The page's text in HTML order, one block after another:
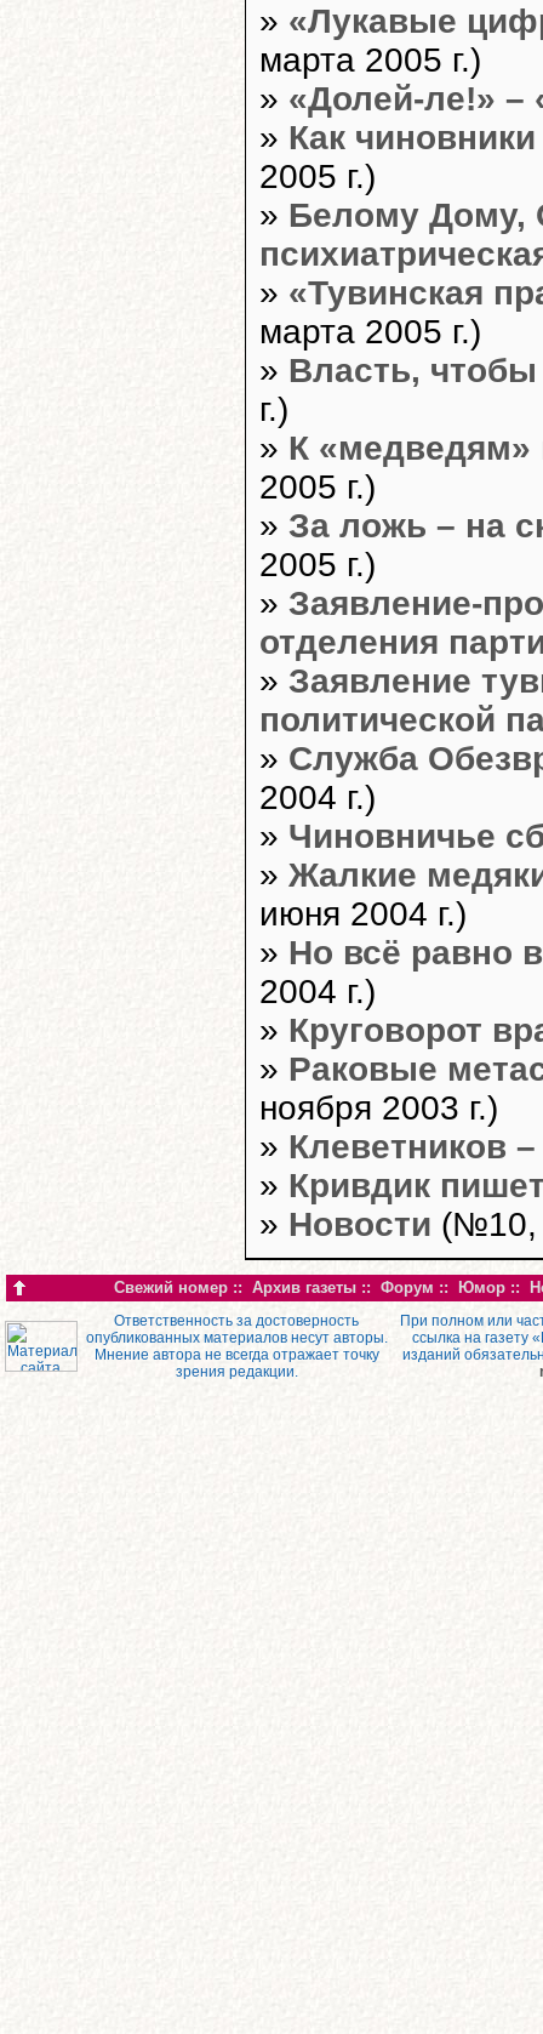
» «Лукавые
марта 2005 г.)
» «Долей-ле!» –
» Как
2005 г.)
» Белому Дому,
» «Тувинская
марта 2005 г.)
» Власть,
г.)
» К
2005 г.)
» За ложь – на
2005 г.)
» Заявление-
отделения
» Заявление
политической
» Служба
2004 г.)
» Чиновничье
» Жалкие
июня 2004 г.)
» Но всё равно
2004 г.)
» Круговорот
» Раковые
ноября 2003 г.)
» Клеветников
» Кривдик
» Новости (№10,
Свежий номер :: Архив газеты :: Форум :: Юмор ::
Ответственность за достоверность
опубликованных материалов несут авторы.
Мнение автора не всегда отражает точку
зрения редакции.
При полном или
ссылка на газету
изданий